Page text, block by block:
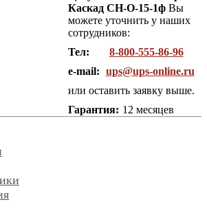
Каскад СН-О-15-1ф Вы
можете уточнить у наших
сотрудников:
Тел:
8-800-555-86-96
e-mail: ups@ups-online.ru
или оставить заявку выше.
Гарантия: 12 месяцев